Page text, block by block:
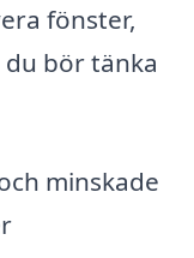
fönster,
bör tänka
minskade